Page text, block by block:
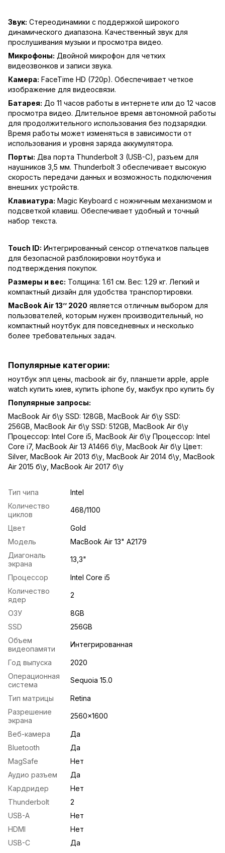
Звук: Стереодинамики с поддержкой широкого
динамического диапазона. Качественный звук для
прослушивания музыки и просмотра видео.
Микрофоны: Двойной микрофон для четких
видеозвонков и записи звука.
Камера: FaceTime HD (720p). Обеспечивает четкое
изображение для видеосвязи.
Батарея: До 11 часов работы в интернете или до 12 часов
просмотра видео. Длительное время автономной работы
для продолжительного использования без подзарядки.
Время работы может изменяться в зависимости от
использования и уровня заряда аккумулятора.
Порты: Два порта Thunderbolt 3 (USB-C), разъем для
наушников 3,5 мм. Thunderbolt 3 обеспечивает высокую
скорость передачи данных и возможность подключения
внешних устройств.
Клавиатура: Magic Keyboard с ножничным механизмом и
подсветкой клавиш. Обеспечивает удобный и точный
набор текста.
Touch ID: Интегрированный сенсор отпечатков пальцев
для безопасной разблокировки ноутбука и
подтверждения покупок.
Размеры и вес: Толщина: 1.61 см. Вес: 1.29 кг. Легкий и
компактный дизайн для удобства транспортировки.
MacBook Air 13’’ 2020 является отличным выбором для
пользователей, которым нужен производительный, но
компактный ноутбук для повседневных и несколько
более требовательных задач.
Популярные категории:
ноутбук эпл цены macbook air бу планшети apple apple
watch купить киев купить iphone бу макбук про купить бу
Популярные запросы:
MacBook Air б\у SSD: 128GB MacBook Air б\у SSD:
256GB MacBook Air б\у SSD: 512GB MacBook Air б\у
Процессор: Intel Core i5 MacBook Air б\у Процессор: Intel
Core i7, MacBook Air 13 A1466 б\у MacBook Air б\у Цвет:
Silver, MacBook Air 2013 б\у MacBook Air 2014 б\у MacBook
Air 2015 б\у MacBook Air 2017 б\у
Тип чипа
Intel
Количество
циклов
468/1100
Цвет
Gold
Модель
MacBook Air 13" A2179
Диагональ
экрана
13,3"
Процессор
Intel Core i5
Количество
ядер
2
ОЗУ
8GB
SSD
256GB
Объем
видеопамяти
Интегрированная
Год выпуска
2020
Операционная
система
Sequoia 15.0
Тип матрицы
Retina
Разрешение
экрана
2560x1600
Веб-камера
Да
Bluetooth
Да
MagSafe
Нет
Аудио разъем
Да
Кардридер
Нет
Thunderbolt
2
USB-A
Нет
HDMI
Нет
USB-С
Да